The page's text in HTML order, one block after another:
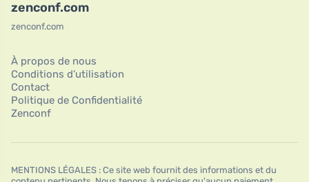
zenconf.com
zenconf.com
À propos de nous
Conditions d’utilisation
Contact
Politique de Confidentialité
Zenconf
MENTIONS LÉGALES : Ce site web fournit des informations et du